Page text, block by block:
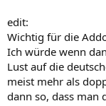
edit:
Wichtig für die
Ich würde wenn
Lust auf die
meist mehr als
dann so, dass man